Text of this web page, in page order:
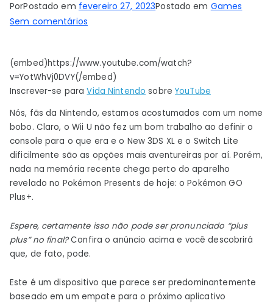
PorPostado em fevereiro 27, 2023Postado em Games
Sem comentários
Plus
+
(sim,
dois
pontos
positivos)
permite
que
você
o
Pikachu
(embed)https://www.youtube.com/watch?
v=YotWhVj0DVY(/embed)
Inscrever-se paraVida Nintendo sobreYouTube
Nós, fãs da Nintendo, estamos acostumados com um nome
bobo. Claro, o Wii U não fez um bom trabalho ao definir o
console para o que era e o New 3DS XL e o Switch Lite
dificilmente são as opções mais aventureiras por aí. Porém,
nada na memória recente chega perto do aparelho
revelado no Pokémon Presents de hoje: o Pokémon GO
Plus+.
Espere, certamente isso não pode ser pronunciado “plus
plus” no final?Confira o anúncio acima e você descobrirá
que, de fato, pode.
Este é um dispositivo que parece ser predominantemente
baseado em um empate para o próximo aplicativo